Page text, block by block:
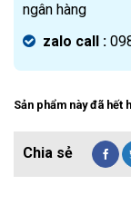
ngân hàng
zalo call :
Sản phẩm này đã hết